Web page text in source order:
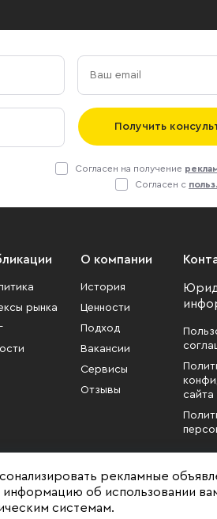
Получить
Согласен на получение
Согласен с
рынка
О компании
История
Ценности
Подход
Вакансии
Сервисы
Отзывы
сайта
объектов, носит информационный характер
рекламные
об использовании
системам.